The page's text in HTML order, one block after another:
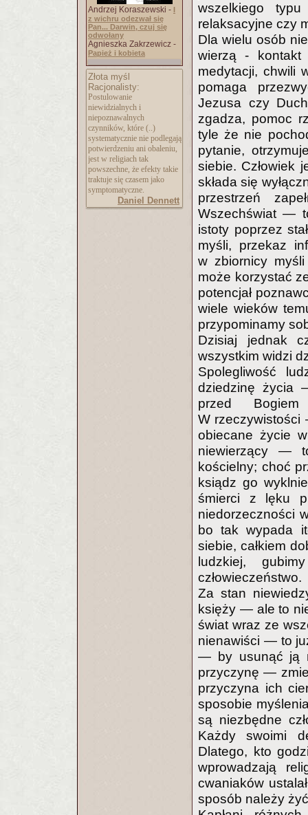
Andrzej Koraszewski - I
z wichru odezwał się
Pan... Darwin, czuj się
odwołany
Agnieszka Zakrzewicz -
Papież i kobieta
Złota myśl
Racjonalisty:
Postulowanie
niewidzialnych i
niepoznawalnych
czynników, które (..)
systematycznie nie podlegają
potwierdzeniu ani obaleniu,
jest w religiach tak
powszechne, że efekty takie
traktuje się czasem jako
symptomatyczne.
Daniel Dennett
wszelkiego
relaksacyjne czy
Dla wielu osób
wierzą -
medytacji, chwili
pomaga
Jezusa czy
zgadza, pomoc
tyle że nie
pytanie,
siebie. Człowiek
składa się
przestrzeń
Wszechświat —
istoty poprzez
myśli, przekaz
w zbiornicy
może korzystać
potencjał
wiele wieków
przypominamy
Dzisiaj jednak
wszystkim widzi
Spolegliwość
dziedzinę życia
przed
W rzeczywistości
obiecane życie
niewierzący —
kościelny; choć
ksiądz go
śmierci z lęku
niedorzeczności
bo tak wypada
siebie, całkiem
ludzkiej,
człowieczeństwo.
Za stan
księży — ale to
świat wraz ze
nienawiści — to
— by usunąć ją
przyczynę —
przyczyna ich
sposobie
są niezbędne
Każdy swoimi
Dlatego, kto
wprowadzają
cwaniaków
sposób należy